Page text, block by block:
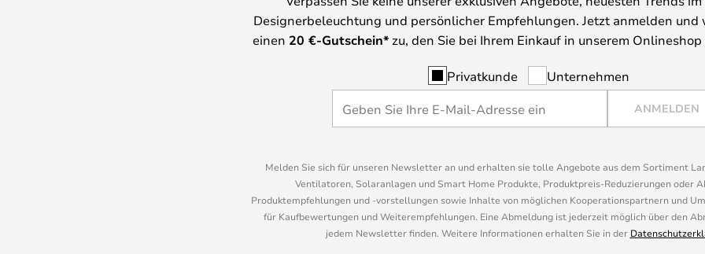
Designerbeleuchtung und persönlicher Empfehlungen. Jetzt anmelden und
einen 20 €-Gutschein*zu, den Sie bei Ihrem Einkauf in unserem
Privatkunde Unternehmen
ANMELDEN
Melden Sie sich für unseren Newsletter an und erhalten sie tolle Angebote aus dem Sortiment
Ventilatoren, Solaranlagen und Smart Home Produkte, Produktpreis-Reduzierungen oder
Produktempfehlungen und -vorstellungen sowie Inhalte von möglichen Kooperationspartnern und
für Kaufbewertungen und Weiterempfehlungen. Eine Abmeldung ist jederzeit möglich über den
jedem Newsletter finden. Weitere Informationen erhalten Sie in der